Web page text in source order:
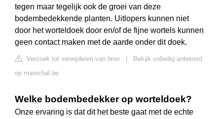
tegen maar tegelijk ook de groei van deze
bodembedekkende planten. Uitlopers kunnen niet
door het worteldoek door en/of de fijne wortels kunnen
geen contact maken met de aarde onder dit doek.
Verzoek tot verwijderen van bron
Bekijk volledig antwoord
op marechal.be
Welke bodembedekker op worteldoek?
Onze ervaring is dat dit het beste gaat met de echte